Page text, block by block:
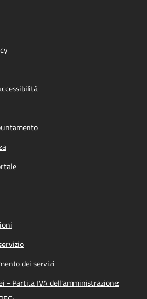
dei servizi
- Partita IVA dell'amministrazione: